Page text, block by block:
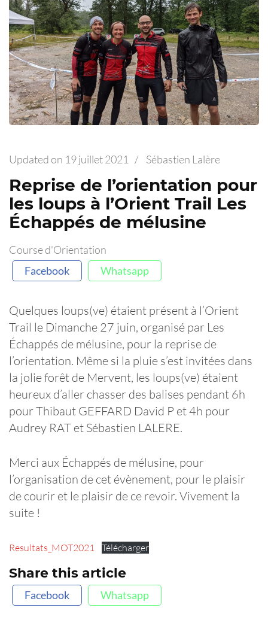
Updated on 19 juillet 2021 / Sébastien Lalère
Reprise de l’orientation pour
les loups à l’Orient Trail Les
Échappés de mélusine
Course d'Orientation
Facebook
Whatsapp
Quelques loups(ve) étaient présent à l’Orient
Trail le Dimanche 27 juin, organisé par Les
Échappés de mélusine, pour la reprise de
l’orientation. Même si la pluie s’est invitées dans
la jolie forêt de Mervent, les loups(ve) étaient
heureux d’aller chasser des balises pendant 6h
pour Thibaut GEFFARD David P et 4h pour
Audrey RAT et Sébastien LALERE.
Merci aux Échappés de mélusine, pour
l’organisation de cet évènement, pour le plaisir
de courir et le plaisir de ce revoir. Vivement la
suite !
Resultats_MOT2021 Télécharger
Share this article
Facebook Whatsapp